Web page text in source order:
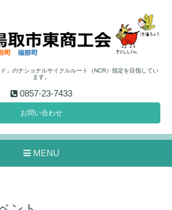
」のナショナルサイクルルート（NCR）指定を目指してい
ます。
0857-23-7433
お問い合わせ
MENU